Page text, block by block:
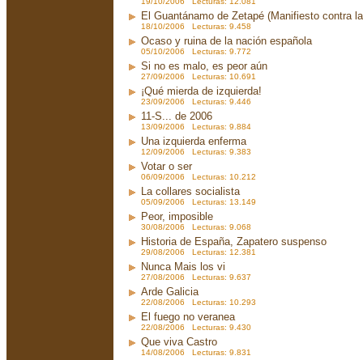
El Guantánamo de Zetapé (Manifiesto contra
18/10/2006 Lecturas: 9.458
Ocaso y ruina de la nación española
05/10/2006 Lecturas: 9.772
Si no es malo, es peor aún
27/09/2006 Lecturas: 10.691
¡Qué mierda de izquierda!
23/09/2006 Lecturas: 9.446
11-S... de 2006
13/09/2006 Lecturas: 9.884
Una izquierda enferma
12/09/2006 Lecturas: 9.383
Votar o ser
06/09/2006 Lecturas: 10.212
La collares socialista
05/09/2006 Lecturas: 13.149
Peor, imposible
30/08/2006 Lecturas: 9.068
Historia de España, Zapatero suspenso
29/08/2006 Lecturas: 12.381
Nunca Mais los vi
27/08/2006 Lecturas: 9.637
Arde Galicia
22/08/2006 Lecturas: 10.293
El fuego no veranea
22/08/2006 Lecturas: 9.430
Que viva Castro
14/08/2006 Lecturas: 9.831